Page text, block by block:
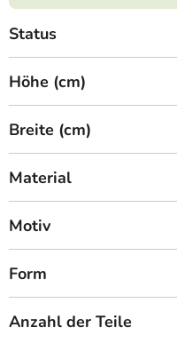
Status
Höhe (cm)
Breite (cm)
Material
Motiv
Form
Anzahl der Teile